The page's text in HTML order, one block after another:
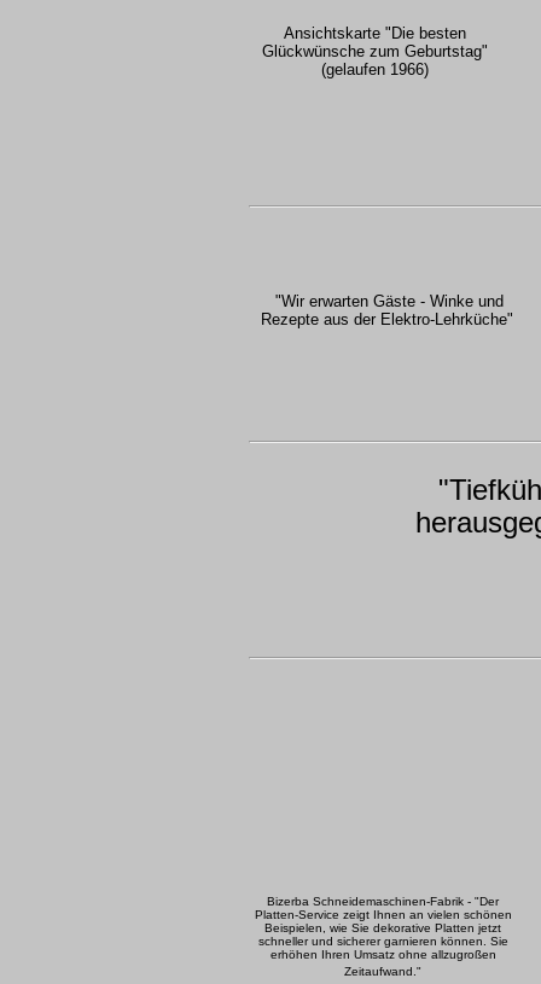
Ansichtskarte "Die besten
Glückwünsche zum Geburtstag"
(gelaufen 1966)
"Wir erwarten Gäste - Winke und
Rezepte aus der Elektro-Lehrküche"
Bizerba Schneidemaschinen-Fabrik - "Der
Platten-Service zeigt Ihnen an vielen schönen
Beispielen, wie Sie dekorative Platten jetzt
schneller und sicherer garnieren können. Sie
erhöhen Ihren Umsatz ohne allzugroßen
Zeitaufwand."